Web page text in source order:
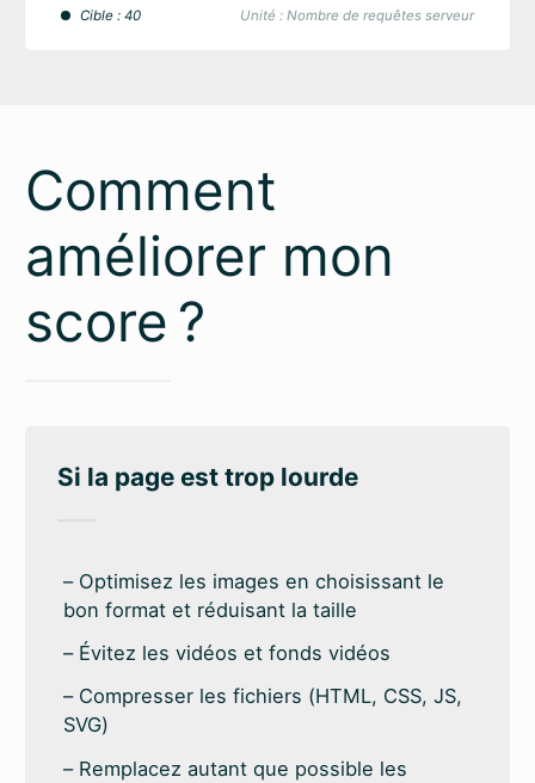
Cible : 40 Unité : Nombre de requêtes serveur
Comment
améliorer mon
score ?
Si la page est trop lourde
Optimisez les images en choisissant le
bon format et réduisant la taille
Évitez les vidéos et fonds vidéos
Compresser les fichiers (HTML, CSS, JS,
SVG)
Remplacez autant que possible les